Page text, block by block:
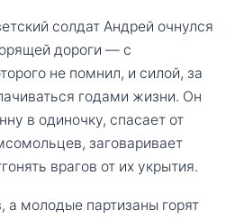
солдат Андрей очнулся
дороги — с
не помнил, и силой, за
годами жизни. Он
в одиночку, спасает от
заговаривает
врагов от их укрытия.
а молодые партизаны горят